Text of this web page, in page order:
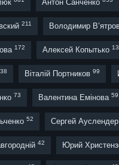
Антон Санченко
211 Володимир
172 Алексей Копытько
Віталій Портников 99
73 Валентина Емінова 59
52 Сергей Ауслендер
42 Юрий